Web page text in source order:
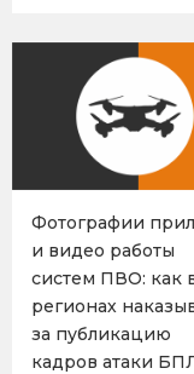
Фотографии
и видео работы
систем ПВО: как
регионах
за публикацию
кадров атаки